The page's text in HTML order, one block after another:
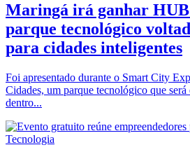
Maringá irá ganhar
parque tecnológico
para cidades inteligentes
Foi apresentado durante o Smart City
Cidades, um parque tecnológico que
dentro...
Tecnologia